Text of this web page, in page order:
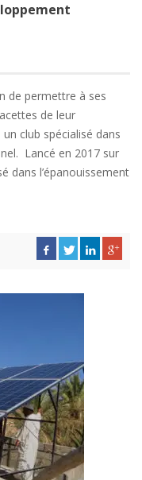
de permettre à ses
de leur
club spécialisé dans
Lancé en 2017 sur
dans l’épanouissement